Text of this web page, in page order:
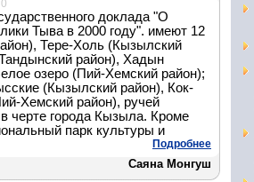
доклада "О
Тыва в 2000 году". имеют 12
Тере-Холь (Кызылский
район), Хадын
озеро (Пий-Хемский район);
(Кызылский район), Кок-
Хемский район), ручей
черте города Кызыла. Кроме
парк культуры и
Подробнее
Саяна Монгуш